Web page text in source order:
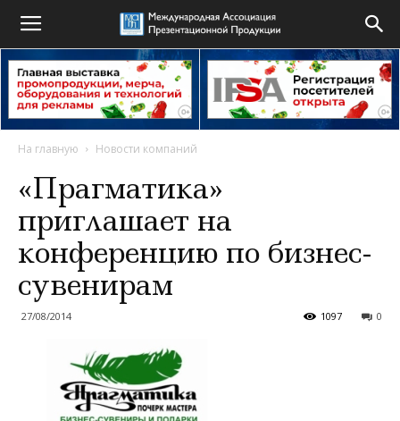
На главную Новости компаний
«Прагматика»
приглашает на
конференцию по бизнес-
сувенирам
27/08/2014 0
1097